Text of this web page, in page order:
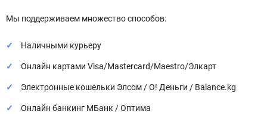
Мы поддерживаем множество способов:
Наличными курьеру
Онлайн картами Visa/Mastercard/Maestro/Элкарт
Электронные кошельки Элсом / О! Деньги / Balance.kg
Онлайн банкинг МБанк / Оптима